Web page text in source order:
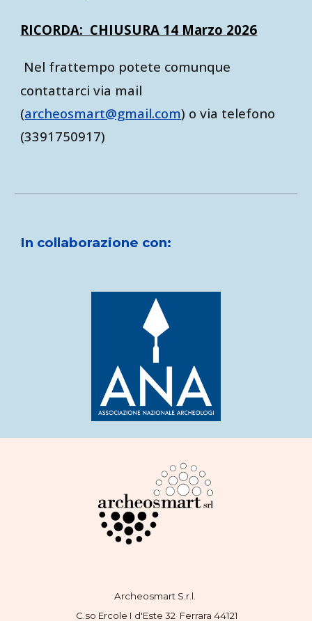
RICORDA: CHIUSURA 14 Marzo 2026
Nel frattempo potete comunque
contattarci via mail
(archeosmart@gmail.com) o via telefono
(3391750917)
In collaborazione con:
Archeosmart S.r.l.
C.so Ercole I d'Este 32 Ferrara 44121